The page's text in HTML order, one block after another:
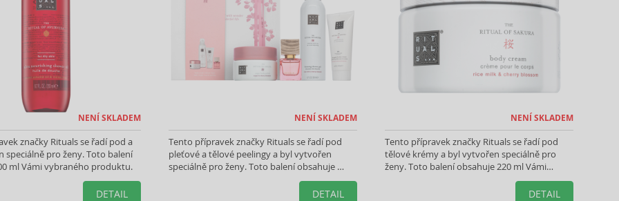
NENÍ SKLADEM
značky Rituals se řadí pod a
speciálně pro ženy. Toto balení
ml Vámi vybraného produktu.
DETAIL
NENÍ SKLADEM
Tento přípravek značky Rituals se řadí pod
pleťové a tělové peelingy a byl vytvořen
speciálně pro ženy. Toto balení obsahuje
DETAIL
NENÍ SKLADEM
Tento přípravek značky Rituals se řadí pod
tělové krémy a byl vytvořen speciálně pro
ženy. Toto balení obsahuje 220 ml Vámi
DETAIL